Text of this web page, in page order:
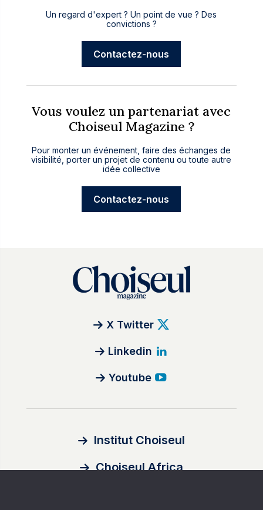
Un regard d'expert ? Un point de vue ? Des
convictions ?
Contactez-nous
Vous voulez un partenariat avec
Choiseul Magazine ?
Pour monter un événement, faire des échanges de
visibilité, porter un projet de contenu ou toute autre
idée collective
Contactez-nous
X Twitter
Linkedin
Youtube
Institut Choiseul
Choiseul Africa